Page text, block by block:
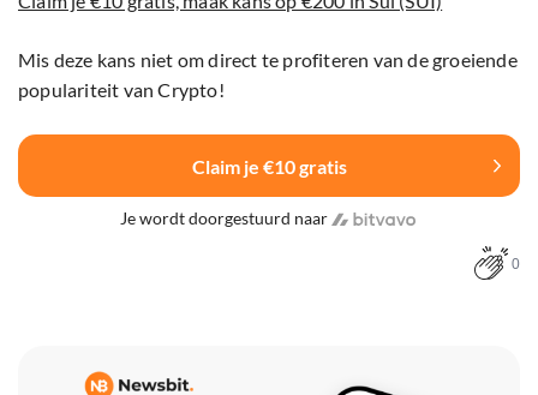
Mis deze kans niet om direct te profiteren van de groeiende
populariteit van Crypto!
Claim je €10 gratis
Je wordt doorgestuurd naar
0